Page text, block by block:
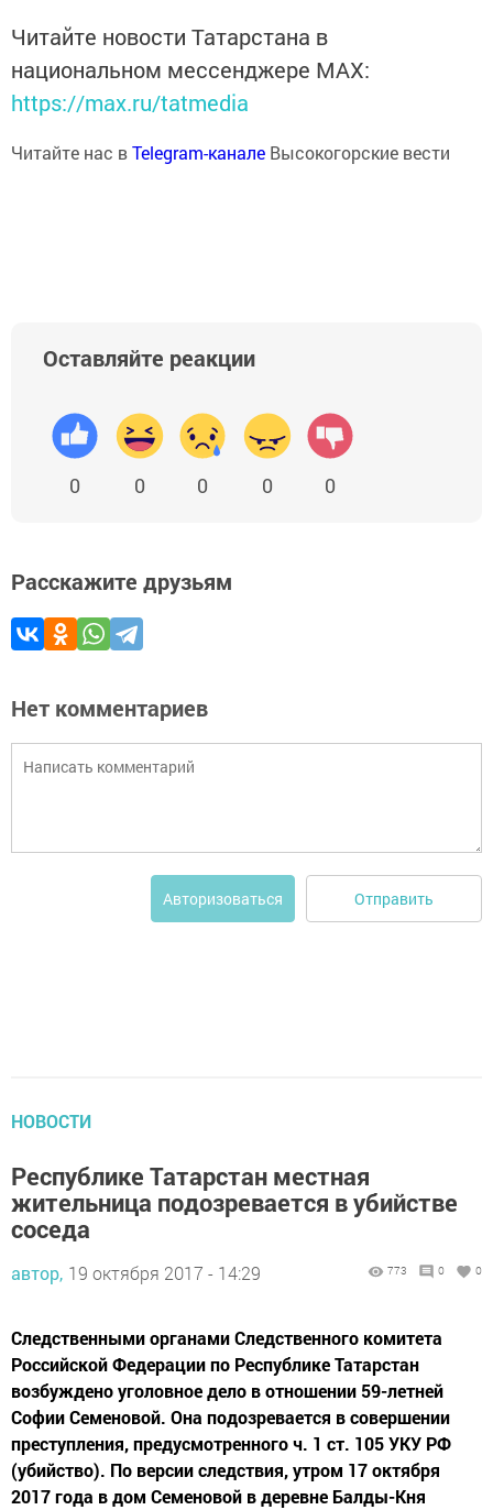
Читайте новости Татарстана в
национальном мессенджере MАХ:
https://max.ru/tatmedia
Читайте нас вTelegram-канале Высокогорские вести
Оставляйте реакции
0 0 0 0 0
Расскажите друзьям
Нет комментариев
Авторизоваться Отправить
НОВОСТИ
Республике Татарстан местная
жительница подозревается в убийстве
соседа
автор, 19 октября 2017 - 14:29 773 0 0
Следственными органами Следственного комитета
Российской Федерации по Республике Татарстан
возбуждено уголовное дело в отношении 59-летней
Софии Семеновой. Она подозревается в совершении
преступления, предусмотренного ч. 1 ст. 105 УКУ РФ
(убийство). По версии следствия, утром 17 октября
2017 года в дом Семеновой в деревне Балды-Кня